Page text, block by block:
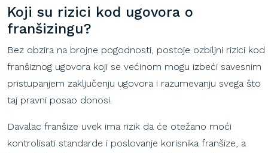
Koji su rizici kod ugovora o
franšizingu?
Bez obzira na brojne pogodnosti, postoje ozbiljni rizici kod
franšiznog ugovora koji se većinom mogu izbeći savesnim
pristupanjem zaključenju ugovora i razumevanju svega što
taj pravni posao donosi.
Davalac franšize uvek ima rizik da će otežano moći
kontrolisati standarde i poslovanje korisnika franšize, a